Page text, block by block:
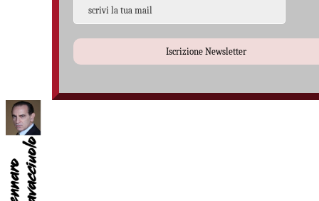
Iscrizione Newsletter